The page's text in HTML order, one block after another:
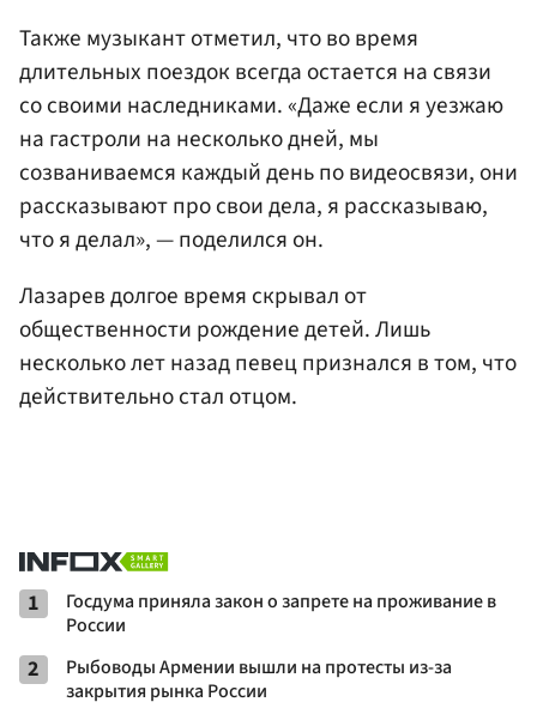
Также музыкант отметил, что во время
длительных поездок всегда остается на связи
со своими наследниками. «Даже если я уезжаю
на гастроли на несколько дней, мы
созваниваемся каждый день по видеосвязи, они
рассказывают про свои дела, я рассказываю,
что я делал», — поделился он.
Лазарев долгое время скрывал от
общественности рождение детей. Лишь
несколько лет назад певец признался в том, что
действительно стал отцом.
1
Госдума приняла закон о запрете на проживание в
России
2
Рыбоводы Армении вышли на протесты из-за
закрытия рынка России